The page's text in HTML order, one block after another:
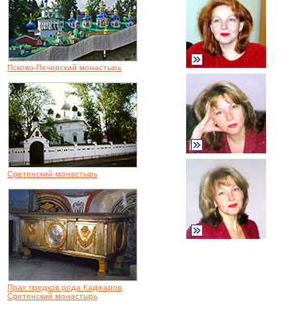
Псково-Печерский монастырь
Сретенский монастырь
Прах предков рода Каджаров,
Сретенский монастырь